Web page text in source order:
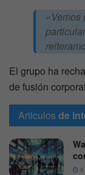
«Vemos
El grupo ha
de fusión
Articulosde